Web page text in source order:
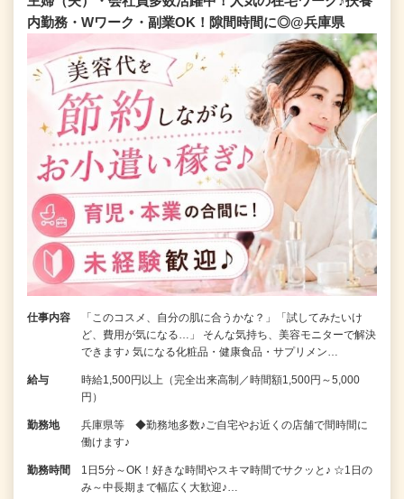
内勤務・Wワーク・副業OK！隙間時間に◎@兵庫県
仕事内容
「このコスメ、自分の肌に合うかな？」「試してみたいけ
ど、費用が気になる…」 そんな気持ち、美容モニターで解決
できます♪ 気になる化粧品・健康食品・サプリメン…
給与
時給1,500円以上（完全出来高制／時間額1,500円～5,000
円）
勤務地
兵庫県等 ◆勤務地多数♪ご自宅やお近くの店舗で間時間に
働けます♪
勤務時間
1日5分～OK！好きな時間やスキマ時間でサクッと♪ ☆1日の
み～中長期まで幅広く大歓迎♪…